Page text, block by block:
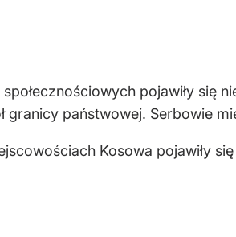
pojawiły się
granicy państwowej. Serbowie
Kosowa pojawiły